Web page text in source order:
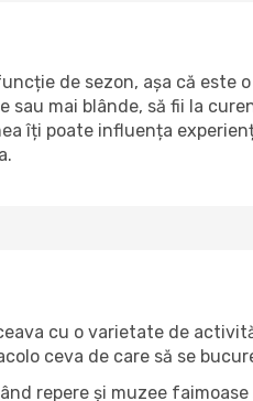
de sezon, așa că
sau mai blânde, să fii la
îți poate influența
cu o varietate de
ceva de care să se
repere și muzee